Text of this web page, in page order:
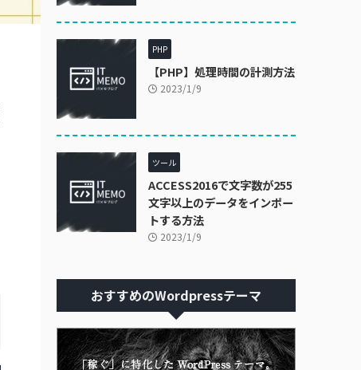
PHP
【PHP】処理時間の計測方法
2023/1/9
ツール
ACCESS2016で文字数が255
文字以上のデータをインポー
トする方法
2023/1/9
おすすめのWordpressテーマ